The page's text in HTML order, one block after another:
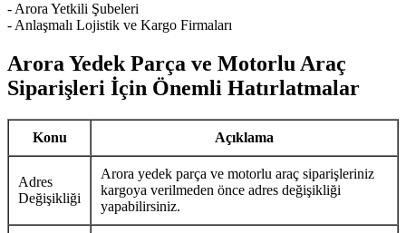
- Arora Yetkili Şubeleri
- Anlaşmalı Lojistik ve Kargo Firmaları
Arora Yedek Parça ve Motorlu Araç
Siparişleri İçin Önemli Hatırlatmalar
Konu Açıklama
Adres
Değişikliği
Arora yedek parça ve motorlu araç siparişleriniz
kargoya verilmeden önce adres değişikliği
yapabilirsiniz.